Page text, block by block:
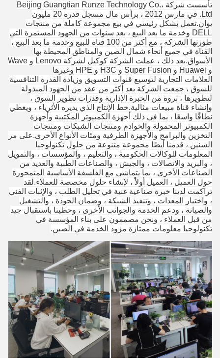
تأسست شركة Beijing Guangtian Runze Technology Co.،
Ltd. في مارس 2012 ، برأس مال مسجل قدره 20 مليون
يوان.تعمل بشكل رئيسي في بيع مجموعة كاملة من منتجات
DELL وخدمة ما بعد البيع ، بعد سنوات من الجهود المستمرة التي
طورتها الشركة ، مع أكثر من 100 قناة للبيع وخدمة ما بعد البيع ،
القناة في جميع أنحاء شمال الصين والمناطق المحيطة بها
الأسواق.بعد ذلك ، عملت الشركة كوكيل لشركة Lenovo و Wave
و Huawei و Super Fusion و H3C و HPE وغيرها
العلامات التجارية لتوسيع قنوات التسويق وزيادة القدرة التنافسية
للسوق ، جمعت الشركة بعد أكثر من عقد من الجهود المبذولة
لتطويرها ، ثروة من الخبرة الإدارية وقدرات تطوير السوق ،
وإنشاء قناة مبيعات مثالية.خط الإنتاج الذي يديره الأثرياء ، ويغطي
نطاقًا واسعًا ، بما في ذلك أجهزة الكمبيوتر المكتبية وأجهزة
الكمبيوتر المحمولة والخوادم ومنتجات الشبكات ومنتجات
التخزين والبرامج والأجهزة الطرفية ومئات الأنواع الأخرى.على مر
السنين ، قدمنا ​​أيضًا مجموعة متنوعة من حلول تكنولوجيا
المعلومات للوكالات الحكومية ، والتعليم ، والمؤسسات ، والتمويل
، والبريد والاتصالات ، والجيش ، والصناعات الطبية والعديد من
الصناعات الأخرى ، بما يتماشى مع الفلسفة الأساسية المتمحورة
حول العميل ، العميل أولاً ، لإنشاء حلول مخصصة للعملاء.لقد
تراكمت لدينا خبرة صناعية غنية في تحليل الطلب ، والإثبات الفني
، واختيار المعدات ، وتنفيذ الشبكة ، وضمان الجودة ، والتشغيل
والصيانة ، ودعم الخدمة والجوانب الأخرى ، وحظينا باستقبال جيد
من قبل العملاء ، ونحن مصممون على بناء المؤسسة في
تكنولوجيا معلومات ممتازة مزود الخدمة في الصين.